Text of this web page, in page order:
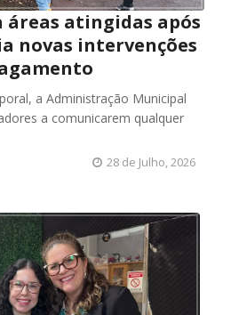
atingidas após
novas intervenções
a Administração Municipal
a comunicarem qualquer
28 de Julho, 2026